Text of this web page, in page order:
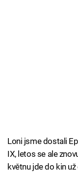
Loni jsme dostali
IX, letos se ale
květnu jde do kin